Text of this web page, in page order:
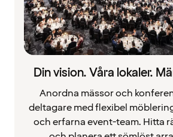
Din vision. Våra lokaler.
Anordna mässor och
deltagare med flexibel
och erfarna event-team. Hitta